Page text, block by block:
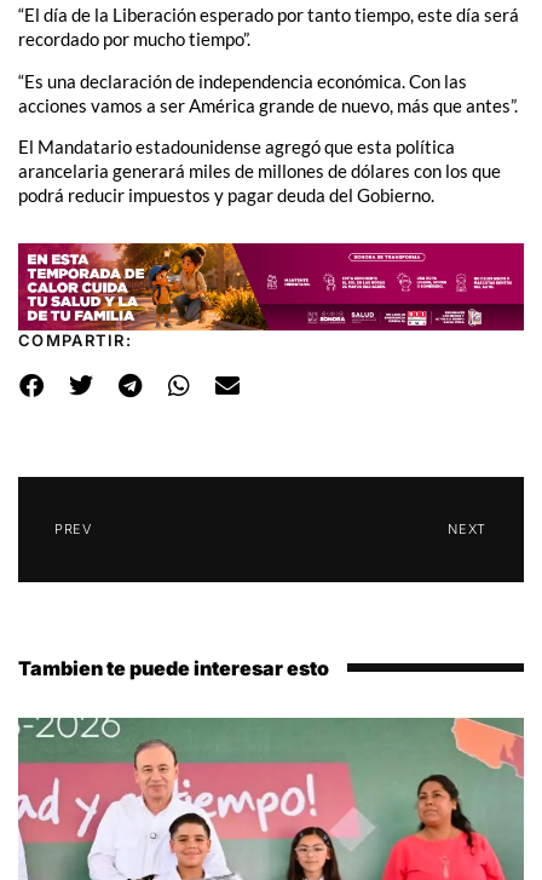
“El día de la Liberación esperado por tanto tiempo, este día será
recordado por mucho tiempo”.
“Es una declaración de independencia económica. Con las
acciones vamos a ser América grande de nuevo, más que antes”.
El Mandatario estadounidense agregó que esta política
arancelaria generará miles de millones de dólares con los que
podrá reducir impuestos y pagar deuda del Gobierno.
COMPARTIR:
PREV NEXT
Tambien te puede interesar esto